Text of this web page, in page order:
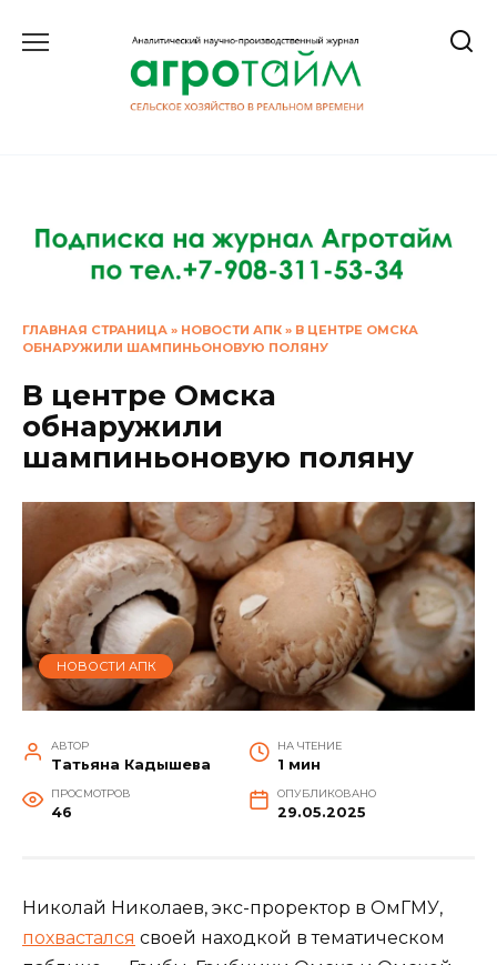
ГЛАВНАЯ СТРАНИЦА » НОВОСТИ АПК » В ЦЕНТРЕ ОМСКА
ОБНАРУЖИЛИ ШАМПИНЬОНОВУЮ ПОЛЯНУ
В центре Омска
обнаружили
шампиньоновую поляну
НОВОСТИ АПК
АВТОР
Татьяна Кадышева
НА ЧТЕНИЕ
1 мин
ПРОСМОТРОВ
46
ОПУБЛИКОВАНО
29.05.2025
Николай Николаев, экс-проректор в ОмГМУ,
похвастался своей находкой в тематическом